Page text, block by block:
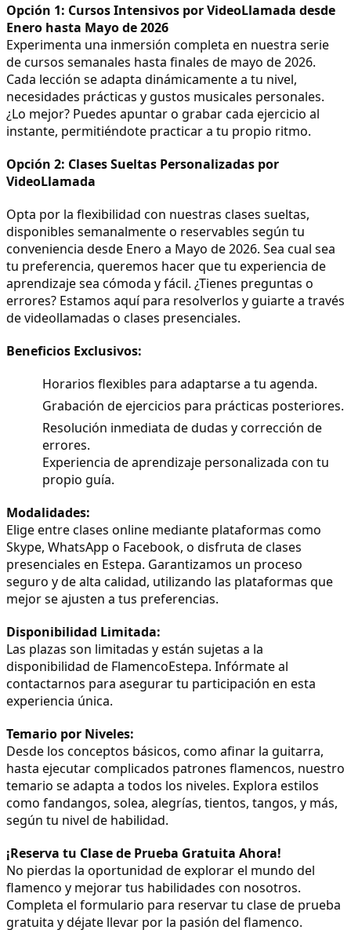
Opción 1: Cursos Intensivos por VideoLlamada desde
Enero hasta Mayo de 2026
Experimenta una inmersión completa en nuestra serie
de cursos semanales hasta finales de mayo de 2026.
Cada lección se adapta dinámicamente a tu nivel,
necesidades prácticas y gustos musicales personales.
¿Lo mejor? Puedes apuntar o grabar cada ejercicio al
instante, permitiéndote practicar a tu propio ritmo.
Opción 2: Clases Sueltas Personalizadas por
VideoLlamada
Opta por la flexibilidad con nuestras clases sueltas,
disponibles semanalmente o reservables según tu
conveniencia desde Enero a Mayo de 2026. Sea cual sea
tu preferencia, queremos hacer que tu experiencia de
aprendizaje sea cómoda y fácil. ¿Tienes preguntas o
errores? Estamos aquí para resolverlos y guiarte a través
de videollamadas o clases presenciales.
Beneficios Exclusivos:
Horarios flexibles para adaptarse a tu agenda.
Grabación de ejercicios para prácticas posteriores.
Resolución inmediata de dudas y corrección de
errores.
Experiencia de aprendizaje personalizada con tu
propio guía.
Modalidades:
Elige entre clases online mediante plataformas como
Skype, WhatsApp o Facebook, o disfruta de clases
presenciales en Estepa. Garantizamos un proceso
seguro y de alta calidad, utilizando las plataformas que
mejor se ajusten a tus preferencias.
Disponibilidad Limitada:
Las plazas son limitadas y están sujetas a la
disponibilidad de FlamencoEstepa. Infórmate al
contactarnos para asegurar tu participación en esta
experiencia única.
Temario por Niveles:
Desde los conceptos básicos, como afinar la guitarra,
hasta ejecutar complicados patrones flamencos, nuestro
temario se adapta a todos los niveles. Explora estilos
como fandangos, solea, alegrías, tientos, tangos, y más,
según tu nivel de habilidad.
¡Reserva tu Clase de Prueba Gratuita Ahora!
No pierdas la oportunidad de explorar el mundo del
flamenco y mejorar tus habilidades con nosotros.
Completa el formulario para reservar tu clase de prueba
gratuita y déjate llevar por la pasión del flamenco.